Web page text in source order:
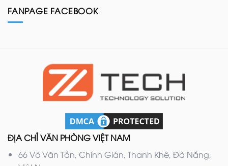
FANPAGE FACEBOOK
ĐỊA CHỈ VĂN PHÒNG VIỆT NAM
66 Võ Văn Tần, Chính Gián, Thanh Khê, Đà Nẵng,